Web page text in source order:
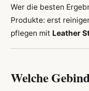
Wer die besten
Produkte: erst
pflegen mit Leather
Welche